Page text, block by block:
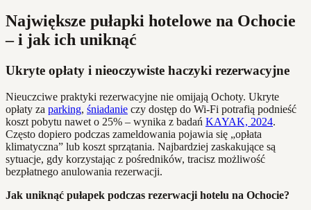
Największe pułapki hotelowe na Ochocie
– i jak ich uniknąć
Ukryte opłaty i nieoczywiste haczyki rezerwacyjne
Nieuczciwe praktyki rezerwacyjne nie omijają Ochoty. Ukryte
opłaty za parking, śniadanie czy dostęp do Wi-Fi potrafią podnieść
koszt pobytu nawet o 25% – wynika z badań KAYAK, 2024.
Często dopiero podczas zameldowania pojawia się „opłata
klimatyczna” lub koszt sprzątania. Najbardziej zaskakujące są
sytuacje, gdy korzystając z pośredników, tracisz możliwość
bezpłatnego anulowania rezerwacji.
Jak uniknąć pułapek podczas rezerwacji hotelu na Ochocie?